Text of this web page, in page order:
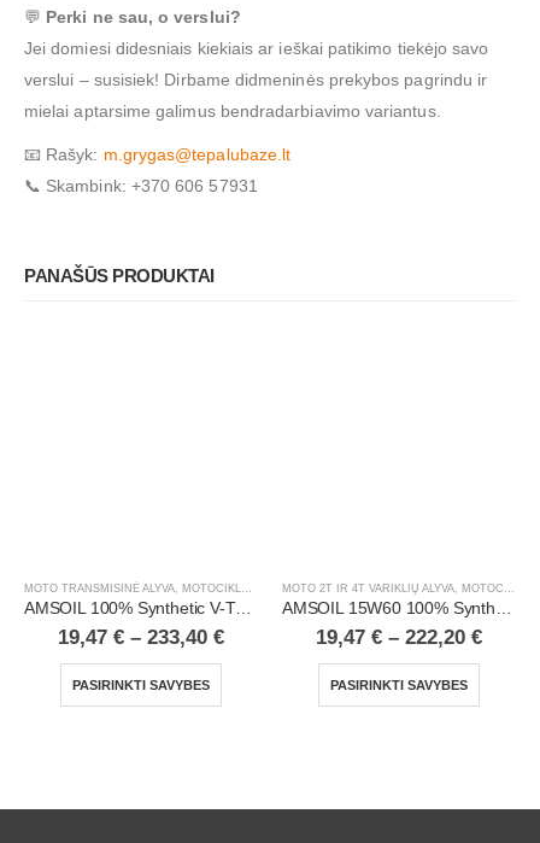
💬 Perki ne sau, o verslui?
Jei domiesi didesniais kiekiais ar ieškai patikimo tiekėjo savo
verslui – susisiek! Dirbame didmeninės prekybos pagrindu ir
mielai aptarsime galimus bendradarbiavimo variantus.
📧 Rašyk: m.grygas@tepalubaze.lt
📞 Skambink: +370 606 57931
PANAŠŪS PRODUKTAI
MOTO TRANSMISINĖ ALYVA, MOTOCIKLAI, ATV/UTV
AMSOIL 100% Synthetic V-Twin Primary Fluid
19,47 € – 233,40 €
PASIRINKTI SAVYBES
MOTO 2T IR 4T VARIKLIŲ ALYVA, MOTOCIKLAI, ATV/UTV
AMSOIL 15W60 100% Synthetic V-Twin Motorcycle Oil
19,47 € – 222,20 €
PASIRINKTI SAVYBES